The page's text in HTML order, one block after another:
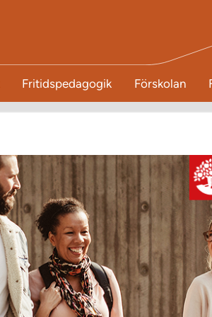
Fritidspedagogik Förskolan